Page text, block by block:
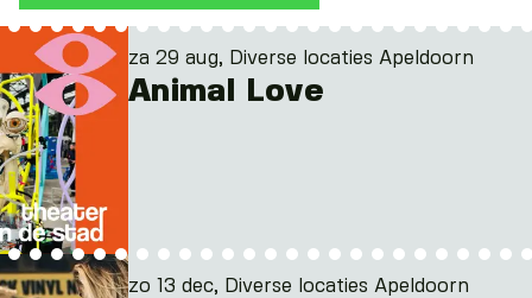
za 29 aug, Diverse locaties Apeldoorn
Animal Love
zo 13 dec, Diverse locaties Apeldoorn